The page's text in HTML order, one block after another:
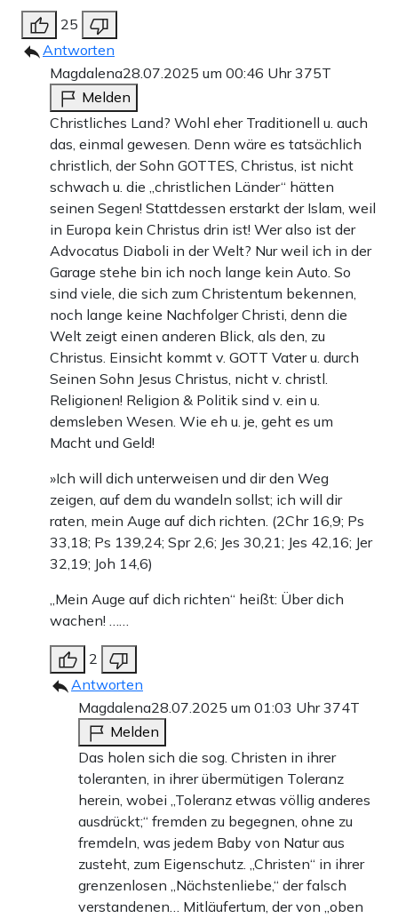
25
Antworten
Magdalena28.07.2025 um 00:46 Uhr375T
Melden
Christliches Land? Wohl eher Traditionell u. auch
das, einmal gewesen. Denn wäre es tatsächlich
christlich, der Sohn GOTTES, Christus, ist nicht
schwach u. die „christlichen Länder“ hätten
seinen Segen! Stattdessen erstarkt der Islam, weil
in Europa kein Christus drin ist! Wer also ist der
Advocatus Diaboli in der Welt? Nur weil ich in der
Garage stehe bin ich noch lange kein Auto. So
sind viele, die sich zum Christentum bekennen,
noch lange keine Nachfolger Christi, denn die
Welt zeigt einen anderen Blick, als den, zu
Christus. Einsicht kommt v. GOTT Vater u. durch
Seinen Sohn Jesus Christus, nicht v. christl.
Religionen! Religion & Politik sind v. ein u.
demsleben Wesen. Wie eh u. je, geht es um
Macht und Geld!
»Ich will dich unterweisen und dir den Weg
zeigen, auf dem du wandeln sollst; ich will dir
raten, mein Auge auf dich richten. (2Chr 16,9; Ps
33,18; Ps 139,24; Spr 2,6; Jes 30,21; Jes 42,16; Jer
32,19; Joh 14,6)
„Mein Auge auf dich richten“ heißt: Über dich
wachen! ……
2
Antworten
Magdalena28.07.2025 um 01:03 Uhr374T
Melden
Das holen sich die sog. Christen in ihrer
toleranten, in ihrer übermütigen Toleranz
herein, wobei „Toleranz etwas völlig anderes
ausdrückt;“ fremden zu begegnen, ohne zu
fremdeln, was jedem Baby von Natur aus
zusteht, zum Eigenschutz. „Christen“ in ihrer
grenzenlosen „Nächstenliebe,“ der falsch
verstandenen… Mitläufertum, der von „oben